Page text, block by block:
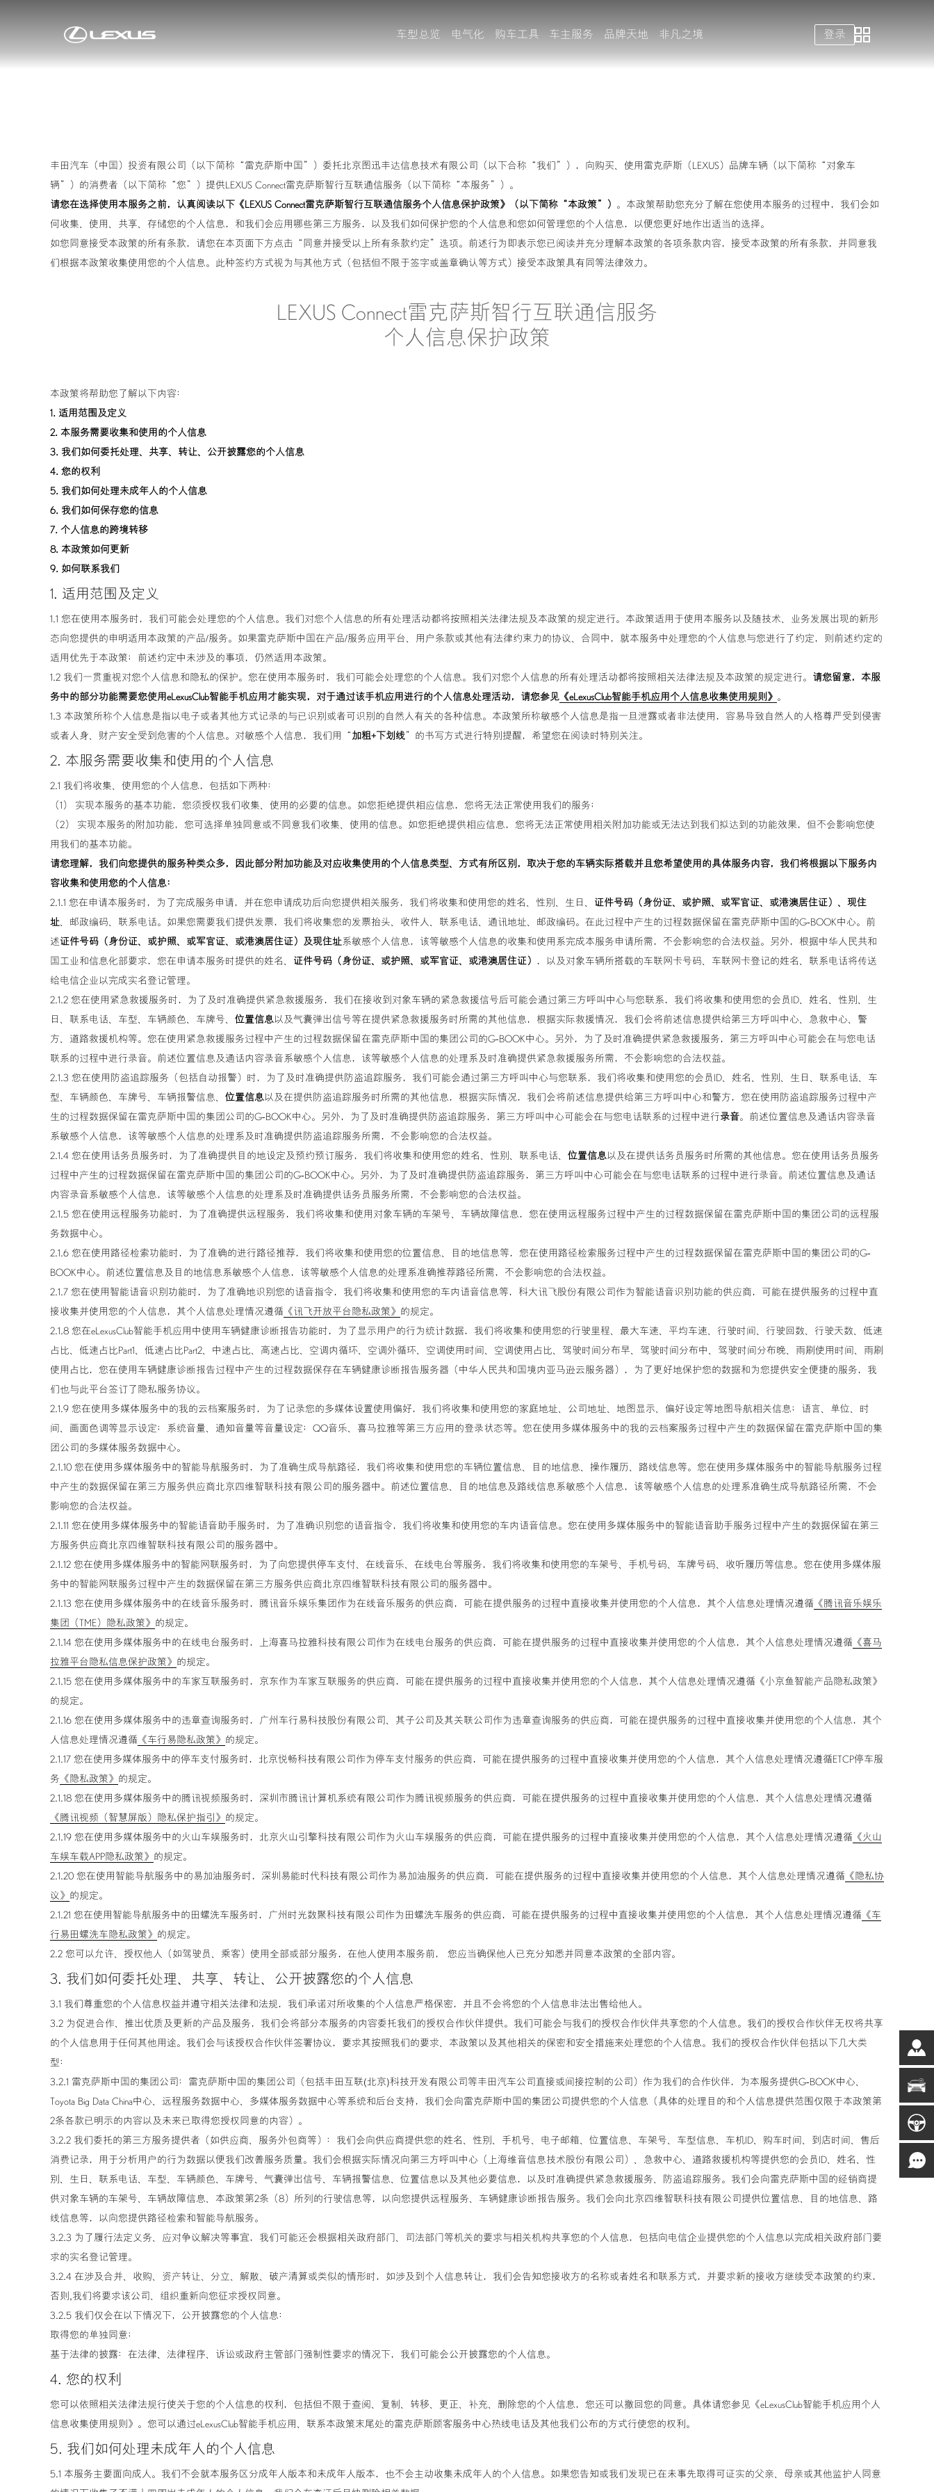
车型总览 电气化 购车工具 车主服务 品牌天地 非凡之境 登录
雷克萨斯汽车精品
雷克萨斯生活精品
丰田汽车（中国）投资有限公司（以下简称“雷克萨斯中国”）委托北京图迅丰达信息技术有限公司（以下合称“我们”），向购买、使用雷克萨斯（LEXUS）品牌车辆（以下简称“对象车
辆”）的消费者（以下简称“您”）提供LEXUS Connect雷克萨斯智行互联通信服务（以下简称“本服务”）。
请您在选择使用本服务之前，认真阅读以下《LEXUS Connect雷克萨斯智行互联通信服务个人信息保护政策》（以下简称“本政策”） 。本政策帮助您充分了解在您使用本服务的过程中，我们会如
何收集、使用、共享、存储您的个人信息，和我们会应用哪些第三方服务，以及我们如何保护您的个人信息和您如何管理您的个人信息，以便您更好地作出适当的选择。
如您同意接受本政策的所有条款，请您在本页面下方点击“同意并接受以上所有条款约定”选项。前述行为即表示您已阅读并充分理解本政策的各项条款内容，接受本政策的所有条款，并同意我
们根据本政策收集使用您的个人信息。此种签约方式视为与其他方式（包括但不限于签字或盖章确认等方式）接受本政策具有同等法律效力。
LEXUS Connect雷克萨斯智行互联通信服务
个人信息保护政策
本政策将帮助您了解以下内容：
1. 适用范围及定义
2. 本服务需要收集和使用的个人信息
3. 我们如何委托处理、共享、转让、公开披露您的个人信息
4. 您的权利
5. 我们如何处理未成年人的个人信息
6. 我们如何保存您的信息
7. 个人信息的跨境转移
8. 本政策如何更新
9. 如何联系我们
1. 适用范围及定义
1.1 您在使用本服务时，我们可能会处理您的个人信息。我们对您个人信息的所有处理活动都将按照相关法律法规及本政策的规定进行。本政策适用于使用本服务以及随技术、业务发展出现的新形
态向您提供的申明适用本政策的产品/服务。如果雷克萨斯中国在产品/服务应用平台、用户条款或其他有法律约束力的协议、合同中，就本服务中处理您的个人信息与您进行了约定，则前述约定的
适用优先于本政策；前述约定中未涉及的事项，仍然适用本政策。
1.2 我们一贯重视对您个人信息和隐私的保护。您在使用本服务时，我们可能会处理您的个人信息。我们对您个人信息的所有处理活动都将按照相关法律法规及本政策的规定进行。 请您留意，本服
务中的部分功能需要您使用eLexusClub智能手机应用才能实现，对于通过该手机应用进行的个人信息处理活动，请您参见 《eLexusClub智能手机应用个人信息收集使用规则》 。
1.3 本政策所称个人信息是指以电子或者其他方式记录的与已识别或者可识别的自然人有关的各种信息。本政策所称敏感个人信息是指一旦泄露或者非法使用，容易导致自然人的人格尊严受到侵害
或者人身、财产安全受到危害的个人信息。对敏感个人信息，我们用“加粗+下划线”的书写方式进行特别提醒，希望您在阅读时特别关注。
2. 本服务需要收集和使用的个人信息
2.1 我们将收集、使用您的个人信息，包括如下两种：
（1） 实现本服务的基本功能，您须授权我们收集、使用的必要的信息。如您拒绝提供相应信息，您将无法正常使用我们的服务；
（2） 实现本服务的附加功能，您可选择单独同意或不同意我们收集、使用的信息。如您拒绝提供相应信息，您将无法正常使用相关附加功能或无法达到我们拟达到的功能效果，但不会影响您使
用我们的基本功能。
请您理解，我们向您提供的服务种类众多，因此部分附加功能及对应收集使用的个人信息类型、方式有所区别，取决于您的车辆实际搭载并且您希望使用的具体服务内容，我们将根据以下服务内
容收集和使用您的个人信息：
2.1.1 您在申请本服务时，为了完成服务申请，并在您申请成功后向您提供相关服务，我们将收集和使用您的姓名、性别、生日、 证件号码（身份证、或护照、或军官证、或港澳居住证）、现住
址、邮政编码、联系电话。如果您需要我们提供发票，我们将收集您的发票抬头、收件人、联系电话、通讯地址、邮政编码。在此过程中产生的过程数据保留在雷克萨斯中国的G-BOOK中心。前
述证件号码（身份证、或护照、或军官证、或港澳居住证）及现住址系敏感个人信息，该等敏感个人信息的收集和使用系完成本服务申请所需，不会影响您的合法权益。另外，根据中华人民共和
国工业和信息化部要求，您在申请本服务时提供的姓名、 证件号码（身份证、或护照、或军官证、或港澳居住证） ，以及对象车辆所搭载的车联网卡号码、车联网卡登记的姓名、联系电话将传送
给电信企业以完成实名登记管理。
2.1.2 您在使用紧急救援服务时，为了及时准确提供紧急救援服务，我们在接收到对象车辆的紧急救援信号后可能会通过第三方呼叫中心与您联系，我们将收集和使用您的会员ID、姓名、性别、生
日、联系电话、车型、车辆颜色、车牌号、 位置信息以及气囊弹出信号等在提供紧急救援服务时所需的其他信息，根据实际救援情况，我们会将前述信息提供给第三方呼叫中心、急救中心、警
方、道路救援机构等。您在使用紧急救援服务过程中产生的过程数据保留在雷克萨斯中国的集团公司的G-BOOK中心。另外，为了及时准确提供紧急救援服务，第三方呼叫中心可能会在与您电话
联系的过程中进行录音。前述位置信息及通话内容录音系敏感个人信息，该等敏感个人信息的处理系及时准确提供紧急救援服务所需，不会影响您的合法权益。
2.1.3 您在使用防盗追踪服务（包括自动报警）时，为了及时准确提供防盗追踪服务，我们可能会通过第三方呼叫中心与您联系，我们将收集和使用您的会员ID、姓名、性别、生日、联系电话、车
型、车辆颜色、车牌号、车辆报警信息、 位置信息以及在提供防盗追踪服务时所需的其他信息，根据实际情况，我们会将前述信息提供给第三方呼叫中心和警方，您在使用防盗追踪服务过程中产
生的过程数据保留在雷克萨斯中国的集团公司的G-BOOK中心。另外，为了及时准确提供防盗追踪服务，第三方呼叫中心可能会在与您电话联系的过程中进行录音。前述位置信息及通话内容录音
系敏感个人信息，该等敏感个人信息的处理系及时准确提供防盗追踪服务所需，不会影响您的合法权益。
2.1.4 您在使用话务员服务时，为了准确提供目的地设定及预约预订服务，我们将收集和使用您的姓名、性别、联系电话、 位置信息以及在提供话务员服务时所需的其他信息。您在使用话务员服务
过程中产生的过程数据保留在雷克萨斯中国的集团公司的G-BOOK中心。另外，为了及时准确提供防盗追踪服务，第三方呼叫中心可能会在与您电话联系的过程中进行录音。前述位置信息及通话
内容录音系敏感个人信息，该等敏感个人信息的处理系及时准确提供话务员服务所需，不会影响您的合法权益。
2.1.5 您在使用远程服务功能时，为了准确提供远程服务，我们将收集和使用对象车辆的车架号、车辆故障信息，您在使用远程服务过程中产生的过程数据保留在雷克萨斯中国的集团公司的远程服
务数据中心。
2.1.6 您在使用路径检索功能时，为了准确的进行路径推荐，我们将收集和使用您的位置信息、目的地信息等，您在使用路径检索服务过程中产生的过程数据保留在雷克萨斯中国的集团公司的G-
BOOK中心。前述位置信息及目的地信息系敏感个人信息，该等敏感个人信息的处理系准确推荐路径所需，不会影响您的合法权益。
2.1.7 您在使用智能语音识别功能时，为了准确地识别您的语音指令，我们将收集和使用您的车内语音信息等，科大讯飞股份有限公司作为智能语音识别功能的供应商，可能在提供服务的过程中直
接收集并使用您的个人信息，其个人信息处理情况遵循 《讯飞开放平台隐私政策》 的规定。
2.1.8 您在eLexusClub智能手机应用中使用车辆健康诊断报告功能时，为了显示用户的行为统计数据，我们将收集和使用您的行驶里程、最大车速、平均车速、行驶时间、行驶回数、行驶天数、低速
占比、低速占比Part1、低速占比Part2、中速占比、高速占比、空调内循环、空调外循环、空调使用时间、空调使用占比、驾驶时间分布早、驾驶时间分布中、驾驶时间分布晚、雨刷使用时间、雨刷
使用占比，您在使用车辆健康诊断报告过程中产生的过程数据保存在车辆健康诊断报告服务器（中华人民共和国境内亚马逊云服务器），为了更好地保护您的数据和为您提供安全便捷的服务，我
们也与此平台签订了隐私服务协议。
2.1.9 您在使用多媒体服务中的我的云档案服务时，为了记录您的多媒体设置使用偏好，我们将收集和使用您的家庭地址、公司地址、地图显示、偏好设定等地图导航相关信息；语言、单位、时
间、画面色调等显示设定；系统音量、通知音量等音量设定；QQ音乐、喜马拉雅等第三方应用的登录状态等。您在使用多媒体服务中的我的云档案服务过程中产生的数据保留在雷克萨斯中国的集
团公司的多媒体服务数据中心。
2.1.10 您在使用多媒体服务中的智能导航服务时，为了准确生成导航路径，我们将收集和使用您的车辆位置信息、目的地信息、操作履历、路线信息等。您在使用多媒体服务中的智能导航服务过程
中产生的数据保留在第三方服务供应商北京四维智联科技有限公司的服务器中。前述位置信息、目的地信息及路线信息系敏感个人信息，该等敏感个人信息的处理系准确生成导航路径所需，不会
影响您的合法权益。
2.1.11 您在使用多媒体服务中的智能语音助手服务时，为了准确识别您的语音指令，我们将收集和使用您的车内语音信息。您在使用多媒体服务中的智能语音助手服务过程中产生的数据保留在第三
方服务供应商北京四维智联科技有限公司的服务器中。
2.1.12 您在使用多媒体服务中的智能网联服务时，为了向您提供停车支付、在线音乐、在线电台等服务，我们将收集和使用您的车架号、手机号码、车牌号码、收听履历等信息。您在使用多媒体服
务中的智能网联服务过程中产生的数据保留在第三方服务供应商北京四维智联科技有限公司的服务器中。
2.1.13 您在使用多媒体服务中的在线音乐服务时，腾讯音乐娱乐集团作为在线音乐服务的供应商，可能在提供服务的过程中直接收集并使用您的个人信息，其个人信息处理情况遵循 《腾讯音乐娱乐
集团（TME）隐私政策》 的规定。
2.1.14 您在使用多媒体服务中的在线电台服务时，上海喜马拉雅科技有限公司作为在线电台服务的供应商，可能在提供服务的过程中直接收集并使用您的个人信息，其个人信息处理情况遵循 《喜马
拉雅平台隐私信息保护政策》 的规定。
2.1.15 您在使用多媒体服务中的车家互联服务时，京东作为车家互联服务的供应商，可能在提供服务的过程中直接收集并使用您的个人信息，其个人信息处理情况遵循《小京鱼智能产品隐私政策》
的规定。
2.1.16 您在使用多媒体服务中的违章查询服务时，广州车行易科技股份有限公司、其子公司及其关联公司作为违章查询服务的供应商，可能在提供服务的过程中直接收集并使用您的个人信息，其个
人信息处理情况遵循 《车行易隐私政策》 的规定。
2.1.17 您在使用多媒体服务中的停车支付服务时，北京悦畅科技有限公司作为停车支付服务的供应商，可能在提供服务的过程中直接收集并使用您的个人信息，其个人信息处理情况遵循ETCP停车服
务 《隐私政策》 的规定。
2.1.18 您在使用多媒体服务中的腾讯视频服务时，深圳市腾讯计算机系统有限公司作为腾讯视频服务的供应商，可能在提供服务的过程中直接收集并使用您的个人信息，其个人信息处理情况遵循
《腾讯视频（智慧屏版）隐私保护指引》 的规定。
2.1.19 您在使用多媒体服务中的火山车娱服务时，北京火山引擎科技有限公司作为火山车娱服务的供应商，可能在提供服务的过程中直接收集并使用您的个人信息，其个人信息处理情况遵循 《火山
车娱车载APP隐私政策》 的规定。
2.1.20 您在使用智能导航服务中的易加油服务时，深圳易能时代科技有限公司作为易加油服务的供应商，可能在提供服务的过程中直接收集并使用您的个人信息，其个人信息处理情况遵循 《隐私协
议》 的规定。
2.1.21 您在使用智能导航服务中的田螺洗车服务时，广州时光数聚科技有限公司作为田螺洗车服务的供应商，可能在提供服务的过程中直接收集并使用您的个人信息，其个人信息处理情况遵循 《车
行易田螺洗车隐私政策》 的规定。
2.2 您可以允许、授权他人（如驾驶员、乘客）使用全部或部分服务，在他人使用本服务前， 您应当确保他人已充分知悉并同意本政策的全部内容。
3. 我们如何委托处理、共享、转让、公开披露您的个人信息
3.1 我们尊重您的个人信息权益并遵守相关法律和法规，我们承诺对所收集的个人信息严格保密，并且不会将您的个人信息非法出售给他人。
3.2 为促进合作、推出优质及更新的产品及服务，我们会将部分本服务的内容委托我们的授权合作伙伴提供。我们可能会与我们的授权合作伙伴共享您的个人信息。我们的授权合作伙伴无权将共享
的个人信息用于任何其他用途。我们会与该授权合作伙伴签署协议，要求其按照我们的要求、本政策以及其他相关的保密和安全措施来处理您的个人信息。我们的授权合作伙伴包括以下几大类
型：
3.2.1 雷克萨斯中国的集团公司：雷克萨斯中国的集团公司（包括丰田互联(北京)科技开发有限公司等丰田汽车公司直接或间接控制的公司）作为我们的合作伙伴，为本服务提供G-BOOK中心、
Toyota Big Data China中心、远程服务数据中心、多媒体服务数据中心等系统和后台支持，我们会向雷克萨斯中国的集团公司提供您的个人信息（具体的处理目的和个人信息提供范围仅限于本政策第
2条各款已明示的内容以及未来已取得您授权同意的内容）。
3.2.2 我们委托的第三方服务提供者（如供应商、服务外包商等）：我们会向供应商提供您的姓名、性别、手机号、电子邮箱、位置信息、车架号、车型信息、车机ID、购车时间、到店时间、售后
消费记录，用于分析用户的行为数据以便我们改善服务质量。我们会根据实际情况向第三方呼叫中心（上海维音信息技术股份有限公司）、急救中心、道路救援机构等提供您的会员ID、姓名、性
别、生日、联系电话、车型、车辆颜色、车牌号、气囊弹出信号、车辆报警信息、位置信息以及其他必要信息，以及时准确提供紧急救援服务、防盗追踪服务。我们会向雷克萨斯中国的经销商提
供对象车辆的车架号、车辆故障信息、本政策第2条（8）所列的行驶信息等，以向您提供远程服务、车辆健康诊断报告服务。我们会向北京四维智联科技有限公司提供位置信息、目的地信息、路
线信息等，以向您提供路径检索和智能导航服务。
3.2.3 为了履行法定义务、应对争议解决等事宜，我们可能还会根据相关政府部门、司法部门等机关的要求与相关机构共享您的个人信息，包括向电信企业提供您的个人信息以完成相关政府部门要
求的实名登记管理。
3.2.4 在涉及合并、收购、资产转让、分立、解散、破产清算或类似的情形时，如涉及到个人信息转让，我们会告知您接收方的名称或者姓名和联系方式，并要求新的接收方继续受本政策的约束，
否则,我们将要求该公司、组织重新向您征求授权同意。
3.2.5 我们仅会在以下情况下，公开披露您的个人信息：
取得您的单独同意；
基于法律的披露：在法律、法律程序、诉讼或政府主管部门强制性要求的情况下，我们可能会公开披露您的个人信息。
4. 您的权利
您可以依照相关法律法规行使关于您的个人信息的权利，包括但不限于查阅、复制、转移、更正、补充、删除您的个人信息，您还可以撤回您的同意。具体请您参见《eLexusClub智能手机应用个人
信息收集使用规则》。您可以通过eLexusClub智能手机应用、联系本政策末尾处的雷克萨斯顾客服务中心热线电话及其他我们公布的方式行使您的权利。
5. 我们如何处理未成年人的个人信息
5.1 本服务主要面向成人。我们不会就本服务区分成年人版本和未成年人版本，也不会主动收集未成年人的个人信息。如果您告知或我们发现已在未事先取得可证实的父亲、母亲或其他监护人同意